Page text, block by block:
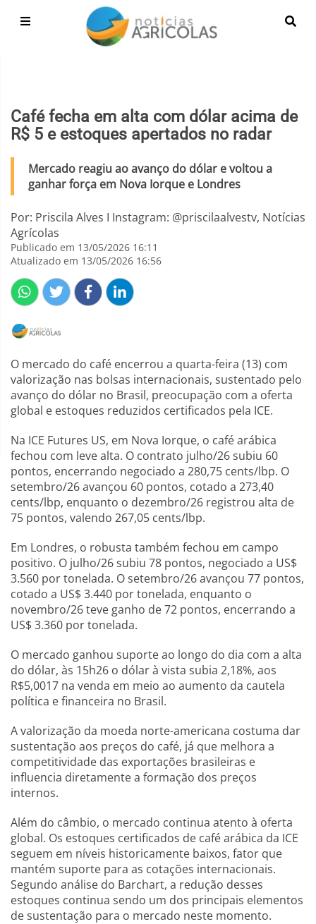
Café fecha em alta com dólar acima de
R$ 5 e estoques apertados no radar
Mercado reagiu ao avanço do dólar e voltou a
ganhar força em Nova Iorque e Londres
Por: Priscila Alves I Instagram: @priscilaalvestv, Notícias
Agrícolas
Publicado em 13/05/2026 16:11
Atualizado em 13/05/2026 16:56
O mercado do café encerrou a quarta-feira (13) com
valorização nas bolsas internacionais, sustentado pelo
avanço do dólar no Brasil, preocupação com a oferta
global e estoques reduzidos certificados pela ICE.
Na ICE Futures US, em Nova Iorque, o café arábica
fechou com leve alta. O contrato julho/26 subiu 60
pontos, encerrando negociado a 280,75 cents/lbp. O
setembro/26 avançou 60 pontos, cotado a 273,40
cents/lbp, enquanto o dezembro/26 registrou alta de
75 pontos, valendo 267,05 cents/lbp.
Em Londres, o robusta também fechou em campo
positivo. O julho/26 subiu 78 pontos, negociado a US$
3.560 por tonelada. O setembro/26 avançou 77 pontos,
cotado a US$ 3.440 por tonelada, enquanto o
novembro/26 teve ganho de 72 pontos, encerrando a
US$ 3.360 por tonelada.
O mercado ganhou suporte ao longo do dia com a alta
do dólar, às 15h26 o dólar à vista subia 2,18%, aos
R$5,0017 na venda em meio ao aumento da cautela
política e financeira no Brasil.
A valorização da moeda norte-americana costuma dar
sustentação aos preços do café, já que melhora a
competitividade das exportações brasileiras e
influencia diretamente a formação dos preços
internos.
Além do câmbio, o mercado continua atento à oferta
global. Os estoques certificados de café arábica da ICE
seguem em níveis historicamente baixos, fator que
mantém suporte para as cotações internacionais.
Segundo análise do Barchart, a redução desses
estoques continua sendo um dos principais elementos
de sustentação para o mercado neste momento.